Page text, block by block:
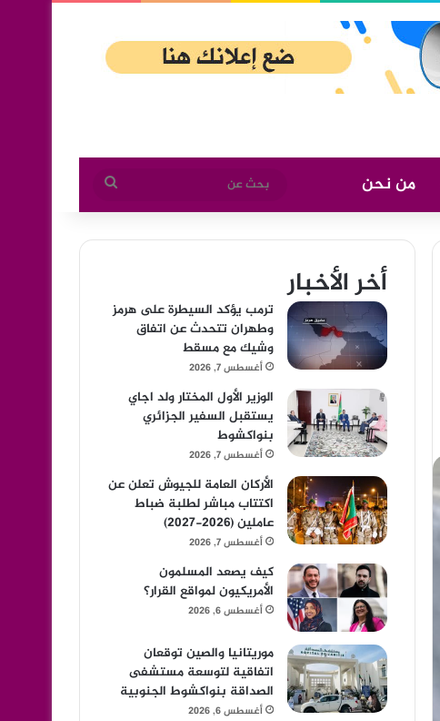
من نحن
بحث
عن
أخر الأخبار
ترمب يؤكد السيطرة على هرمز
وطهران تتحدث عن اتفاق
وشيك مع مسقط
أغسطس 7, 2026
الوزير الأول المختار ولد اجاي
يستقبل السفير الجزائري
بنواكشوط
أغسطس 7, 2026
الأركان العامة للجيوش تعلن عن
اكتتاب مباشر لطلبة ضباط
عاملين (2026-2027)
أغسطس 7, 2026
كيف يصعد المسلمون
الأمريكيون لمواقع القرار؟
أغسطس 6, 2026
موريتانيا والصين توقعان
اتفاقية لتوسعة مستشفى
الصداقة بنواكشوط الجنوبية
أغسطس 6, 2026